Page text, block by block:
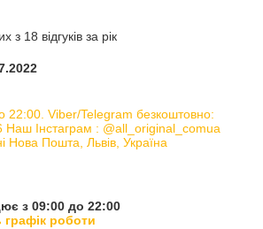
з 18 відгуків за рік
22:00. Viber/Telegram безкоштовно:
Наш Інстаграм : @all_original_comua
Нова Пошта, Львів, Україна
з 09:00 до 22:00
графік роботи